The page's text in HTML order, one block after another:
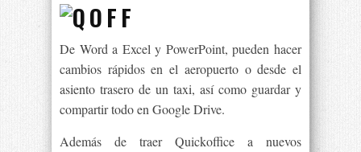
De Word a Excel y PowerPoint, pueden hacer
cambios rápidos en el aeropuerto o desde el
asiento trasero de un taxi, así como guardar y
compartir todo en Google Drive.
Además de traer Quickoffice a nuevos